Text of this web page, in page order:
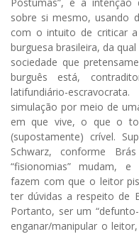
sobre si mesmo, usando
com o intuito de criticar a
burguesa brasileira, da
sociedade que
burguês está,
latifundiário-
simulação por meio de
em que vive, o que o
(supostamente) crível.
Schwarz, conforme
“fisionomias” mudam,
fazem com que o leitor
ter dúvidas a respeito de
Portanto, ser um
enganar/manipular o